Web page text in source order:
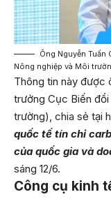
Ông Nguyễn Tuấn
Nông nghiệp và Môi
Thông tin này được
trưởng Cục Biến
trường), chia sẻ tại
quốc tế tín chỉ
của quốc gia và
sáng 12/6.
Công cụ kinh